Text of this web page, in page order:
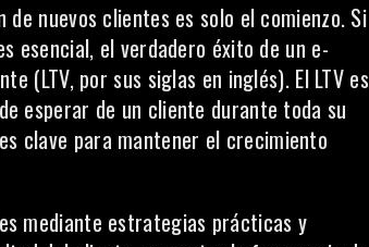
nuevos clientes es solo el comienzo. Si
esencial, el verdadero éxito de un e-
(LTV, por sus siglas en inglés). El LTV es
esperar de un cliente durante toda su
clave para mantener el crecimiento
mediante estrategias prácticas y